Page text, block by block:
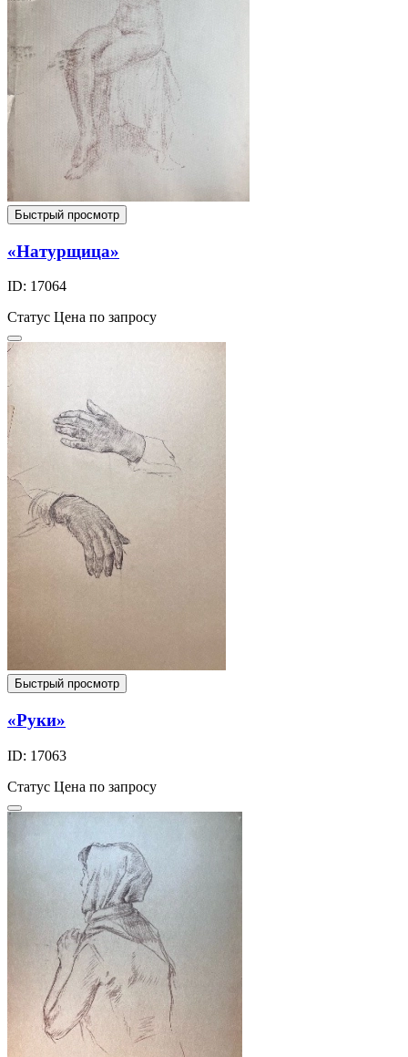
Быстрый просмотр
«Натурщица»
ID: 17064
Статус Цена по запросу
Быстрый просмотр
«Руки»
ID: 17063
Статус Цена по запросу